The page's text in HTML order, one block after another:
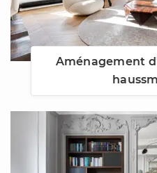
Aménagement